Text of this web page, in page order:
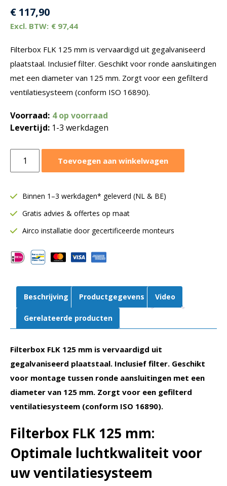
€ 117,90
€ 97,44
Filterbox FLK 125 mm is vervaardigd uit gegalvaniseerd
plaatstaal. Inclusief filter. Geschikt voor ronde aansluitingen
met een diameter van 125 mm. Zorgt voor een gefilterd
ventilatiesysteem (conform ISO 16890).
Voorraad: 4 op voorraad
Levertijd: 1-3 werkdagen
filterbox
Ø125
|
Inclusief
G4
aantal
Toevoegen aan winkelwagen
Binnen 1–3 werkdagen* geleverd (NL & BE)
Gratis advies & offertes op maat
Airco installatie door gecertificeerde monteurs
Beschrijving Productgegevens Video
Gerelateerde producten
Filterbox FLK 125 mm is vervaardigd uit
gegalvaniseerd plaatstaal. Inclusief filter. Geschikt
voor montage tussen ronde aansluitingen met een
diameter van 125 mm. Zorgt voor een gefilterd
ventilatiesysteem (conform ISO 16890).
Filterbox FLK 125 mm:
Optimale luchtkwaliteit voor
uw ventilatiesysteem